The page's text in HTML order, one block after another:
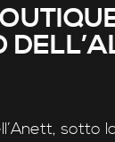
sotto